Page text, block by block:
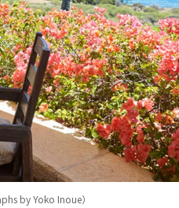
by Yoko Inoue）